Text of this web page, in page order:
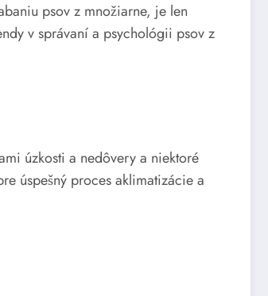
psov z množiarne, je len
v správaní a psychológii psov z
úzkosti a nedôvery a niektoré
úspešný proces aklimatizácie a